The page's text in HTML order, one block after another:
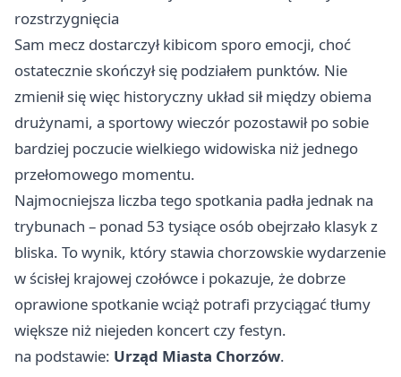
rozstrzygnięcia
Sam mecz dostarczył kibicom sporo emocji, choć
ostatecznie skończył się podziałem punktów. Nie
zmienił się więc historyczny układ sił między obiema
drużynami, a sportowy wieczór pozostawił po sobie
bardziej poczucie wielkiego widowiska niż jednego
przełomowego momentu.
Najmocniejsza liczba tego spotkania padła jednak na
trybunach – ponad 53 tysiące osób obejrzało klasyk z
bliska. To wynik, który stawia chorzowskie wydarzenie
w ścisłej krajowej czołówce i pokazuje, że dobrze
oprawione spotkanie wciąż potrafi przyciągać tłumy
większe niż niejeden koncert czy festyn.
na podstawie: Urząd Miasta Chorzów.